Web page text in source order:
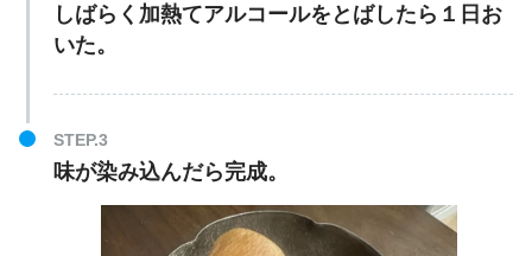
しばらく加熱てアルコールをとばしたら１日お
いた。
味が染み込んだら完成。